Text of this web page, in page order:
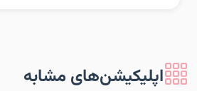
اپلیکیشن‌های مشابه